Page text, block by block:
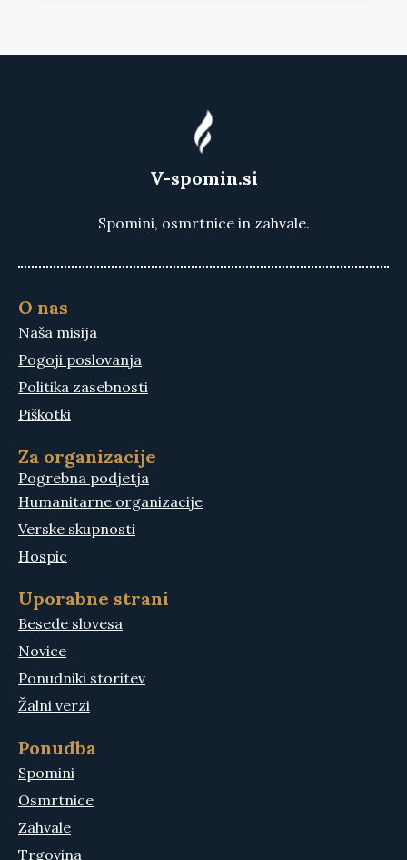
V-spomin.si
Spomini, osmrtnice in zahvale.
O nas
Naša misija
Pogoji poslovanja
Politika zasebnosti
Piškotki
Za organizacije
Pogrebna podjetja
Humanitarne organizacije
Verske skupnosti
Hospic
Uporabne strani
Besede slovesa
Novice
Ponudniki storitev
Žalni verzi
Ponudba
Spomini
Osmrtnice
Zahvale
Trgovina